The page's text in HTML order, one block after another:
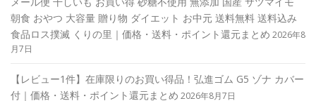
朝食 おやつ 大容量 贈り物 ダイエット お中元 送料無料 送料込み
食品ロス撲滅 くりの里｜価格・送料・ポイント還元まとめ 2026年8
月7日
【レビュー1件】在庫限りのお買い得品！弘進ゴム G5 ゾナ カバー
付｜価格・送料・ポイント還元まとめ 2026年8月7日